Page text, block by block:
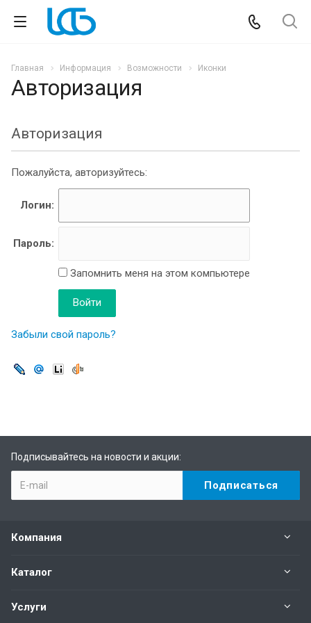
Главная Информация Возможности Иконки
Авторизация
Авторизация
Пожалуйста, авторизуйтесь:
Логин:
Пароль:
Запомнить меня на этом компьютере
Забыли свой пароль?
Подписывайтесь на новости и акции:
Компания
Каталог
Услуги